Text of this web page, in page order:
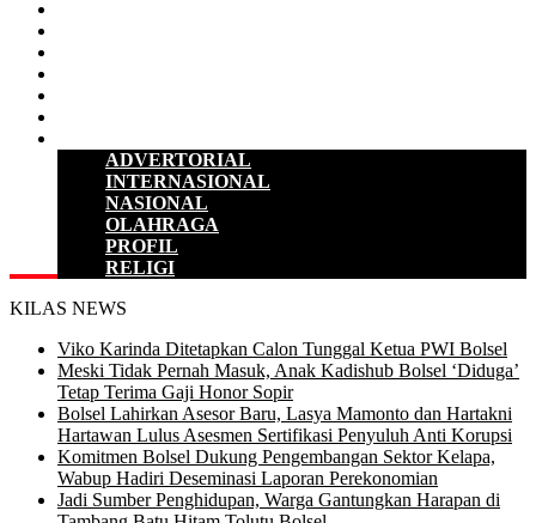
ADVERTORIAL
INTERNASIONAL
NASIONAL
OLAHRAGA
PROFIL
RELIGI
KILAS NEWS
Viko Karinda Ditetapkan Calon Tunggal Ketua PWI Bolsel
Meski Tidak Pernah Masuk, Anak Kadishub Bolsel ‘Diduga’
Tetap Terima Gaji Honor Sopir
Bolsel Lahirkan Asesor Baru, Lasya Mamonto dan Hartakni
Hartawan Lulus Asesmen Sertifikasi Penyuluh Anti Korupsi
Komitmen Bolsel Dukung Pengembangan Sektor Kelapa,
Wabup Hadiri Deseminasi Laporan Perekonomian
Jadi Sumber Penghidupan, Warga Gantungkan Harapan di